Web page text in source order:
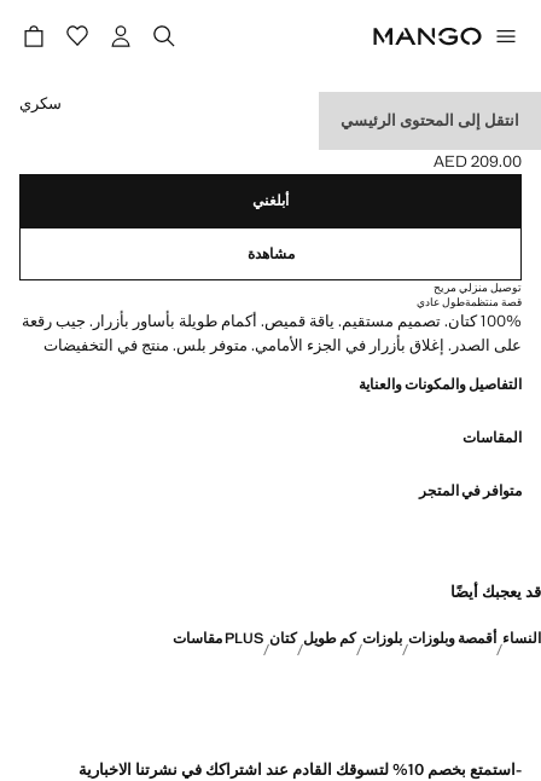
انتقل إلى المحتوى الرئيسي
قميص كتان بجيب
السعر الحالي [AED 209.00 ]
AED 209.00
حدد اللون
سكري
أبلغني
مشاهدة
توصيل منزلي مريح
قصة منتظمةطول عادي
100% كتان. تصميم مستقيم. ياقة قميص. أكمام طويلة بأساور بأزرار. جيب رقعة
على الصدر. إغلاق بأزرار في الجزء الأمامي. متوفر بلس. منتج في التخفيضات
التفاصيل والمكونات والعناية
المقاسات
متوافر في المتجر
قد يعجبك أيضًا
النساء أقمصة وبلوزات بلوزات كم طويل كتان PLUS مقاسات
-استمتع بخصم 10% لتسوقك القادم عند اشتراكك في نشرتنا الاخبارية